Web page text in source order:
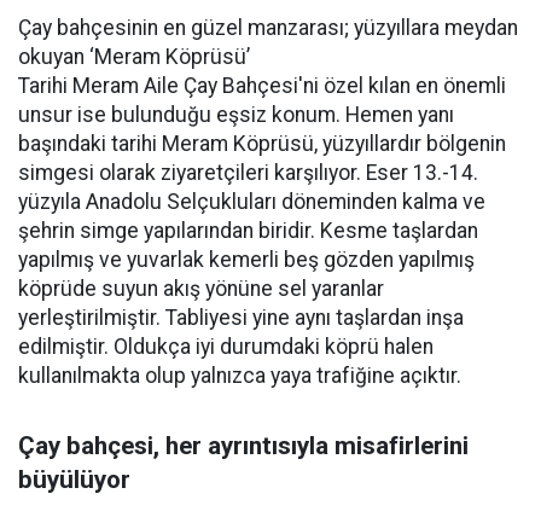
Çay bahçesinin en güzel manzarası; yüzyıllara meydan
okuyan ‘Meram Köprüsü’
Tarihi Meram Aile Çay Bahçesi'ni özel kılan en önemli
unsur ise bulunduğu eşsiz konum. Hemen yanı
başındaki tarihi Meram Köprüsü, yüzyıllardır bölgenin
simgesi olarak ziyaretçileri karşılıyor. Eser 13.-14.
yüzyıla Anadolu Selçukluları döneminden kalma ve
şehrin simge yapılarından biridir. Kesme taşlardan
yapılmış ve yuvarlak kemerli beş gözden yapılmış
köprüde suyun akış yönüne sel yaranlar
yerleştirilmiştir. Tabliyesi yine aynı taşlardan inşa
edilmiştir. Oldukça iyi durumdaki köprü halen
kullanılmakta olup yalnızca yaya trafiğine açıktır.
Çay bahçesi, her ayrıntısıyla misafirlerini
büyülüyor